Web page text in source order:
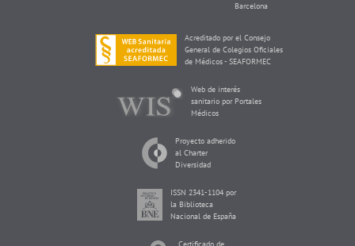
Barcelona
Acreditado por el Consejo
General de Colegios Oficiales
de Médicos - SEAFORMEC
Web de interés
sanitario por Portales
Médicos
Proyecto adherido
al Charter
Diversidad
ISSN 2341-1104 por
la Biblioteca
Nacional de España